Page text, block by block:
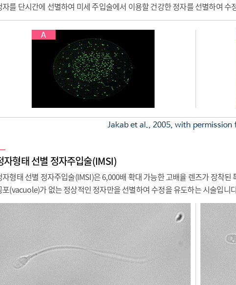
자를 단시간에 선별하여 미세 주입술에서 이용할 건강한 정자를 선별하여 수
자형태 선별 정자주입술(IMSI)
자형태 선별 정자주입술(IMSI)은 6,000배 확대 가능한 고배율 렌즈가 장착
포(vacuole)가 없는 정상적인 정자만을 선별하여 수정을 유도하는 시술입니